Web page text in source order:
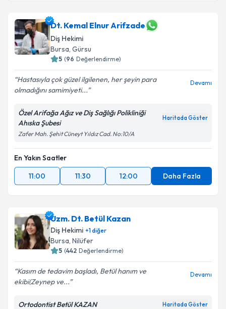
Dt. Kemal Elnur Arifzade
Diş Hekimi
Bursa, Gürsu
5 (96 Değerlendirme)
Hastasıyla çok güzel ilgilenen, her şeyin para
olmadığını samimiyeti...
Devamı
Özel Arifağa Ağız ve Diş Sağlığı Polikliniği
Ahıska Şubesi
Haritada Göster
Zafer Mah. Şehit Cüneyt Yıldız Cad. No:10/A
En Yakın Saatler
11:00
11:30 12:00 Daha Fazla
Uzm. Dt. Betül Kazan
Diş Hekimi +1diğer
Bursa, Nilüfer
5 (442 Değerlendirme)
Kasım de tedavim başladı, Betül hanım ve
ekibi(Zeynep ve...
Devamı
Ortodontist Betül KAZAN Haritada Göster